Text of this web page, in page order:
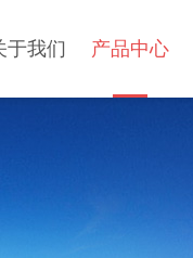
于我们 产品中心